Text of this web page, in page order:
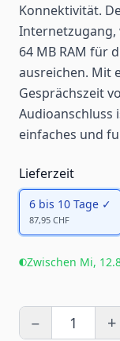
Konnektivität.
Internetzugang,
64 MB RAM für
ausreichen. Mit
Gesprächszeit
Audioanschluss
einfaches und
Lieferzeit
6 bis 10 Tage ✓
87,95 CHF
Zwischen Mi,
Menge
− +